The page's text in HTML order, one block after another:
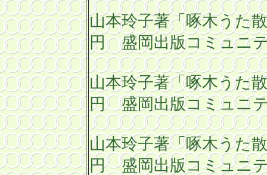
山本玲子著「啄木うた
円 盛岡出版コミュニ
山本玲子著「啄木うた
円 盛岡出版コミュニ
山本玲子著「啄木うた
円 盛岡出版コミュニ